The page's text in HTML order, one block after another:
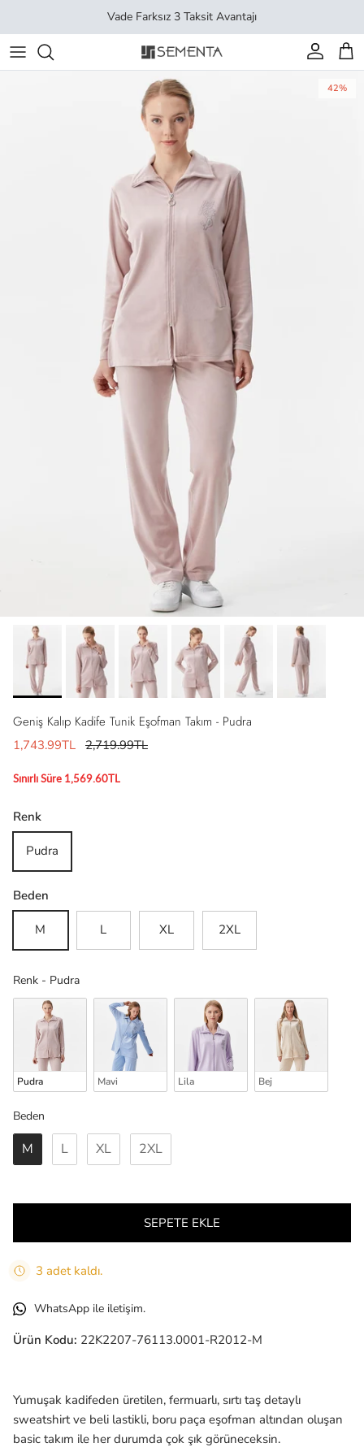
Vade Farksız 3 Taksit Avantajı
Hesap
42%
Geniş Kalıp Kadife Tunik Eşofman Takım - Pudra
1,743.99TL 2,719.99TL
Sınırlı Süre 1,569.60TL
Renk
Pudra
Beden
M L XL 2XL
Renk - PudraRenk
Pudra Mavi Lila Bej
Beden
Beden
M L XL 2XL
SEPETE EKLE
3 adet kaldı.
WhatsApp ile iletişim.
Ürün Kodu: 22K2207-76113.0001-R2012-M
Yumuşak kadifeden üretilen, fermuarlı, sırtı taş detaylı
sweatshirt ve beli lastikli, boru paça eşofman altından oluşan
basic takım ile her durumda çok şık görüneceksin.